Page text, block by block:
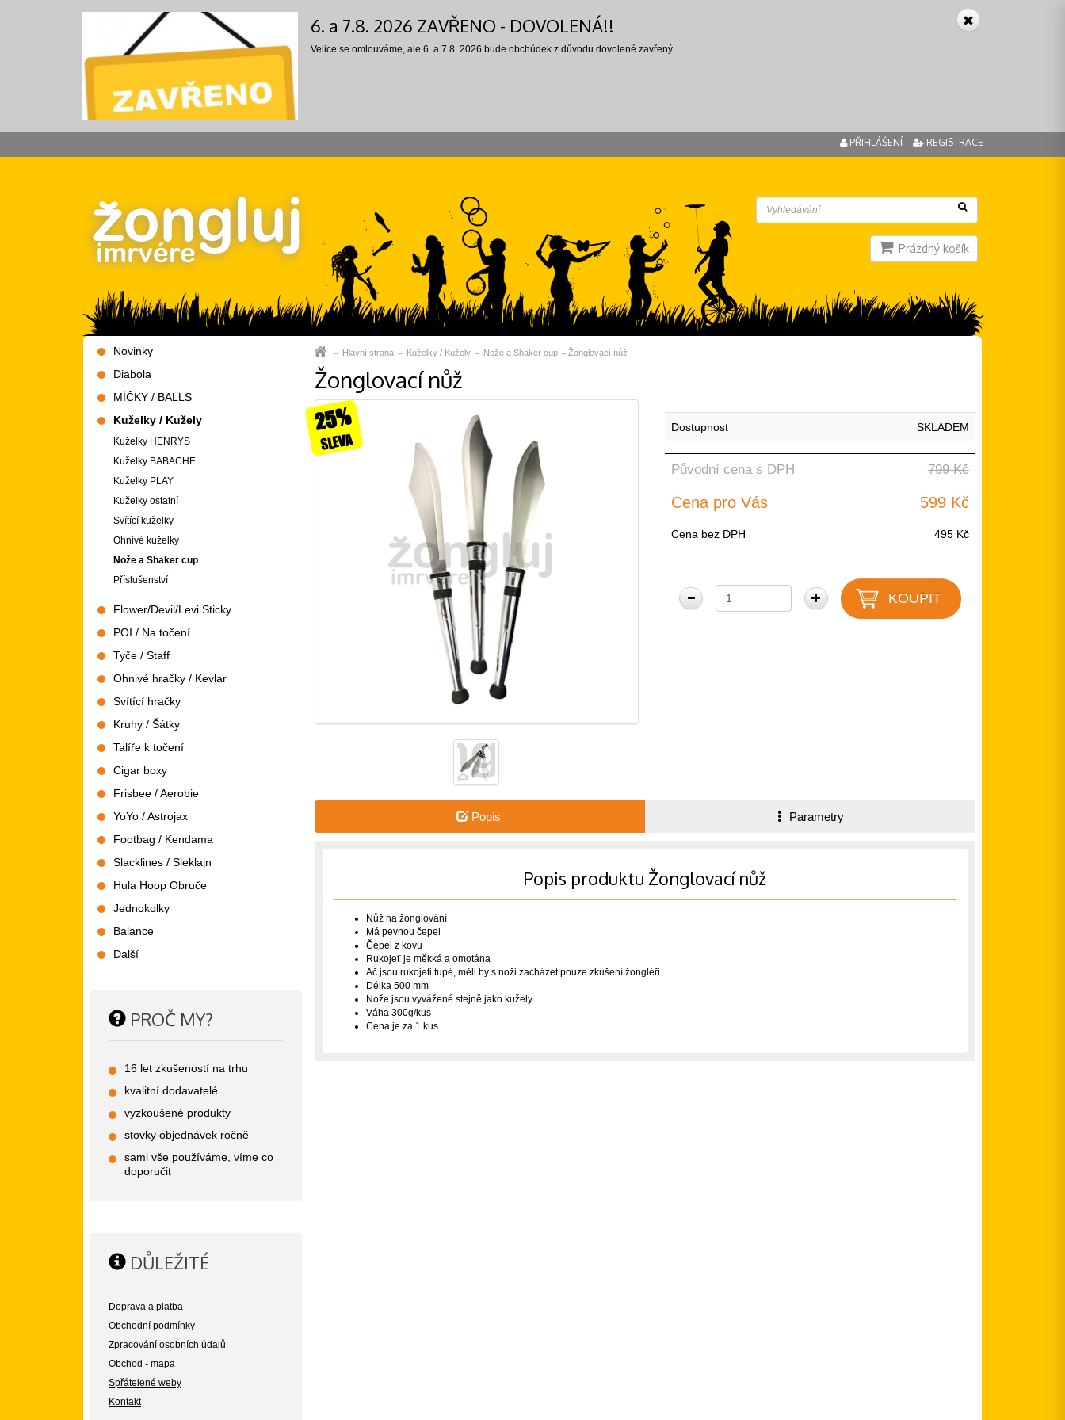
6. a 7.8. 2026 ZAVŘENO - DOVOLENÁ!!
Velice se omlouváme, ale 6. a 7.8. 2026 bude obchůdek z důvodu dovolené zavřený.
PŘIHLÁŠENÍ REGISTRACE
Prázdný košík
Hlavní strana Kuželky / Kužely Nože a Shaker cup Žonglovací nůž
Žonglovací nůž
25%
SLEVA
Dostupnost SKLADEM
Původní cena s DPH 799 Kč
Cena pro Vás 599 Kč
Cena bez DPH 495 Kč
Popis Parametry
Popis produktu Žonglovací nůž
Nůž na žonglování
Má pevnou čepel
Čepel z kovu
Rukojeť je měkká a omotána
Ač jsou rukojeti tupé, měli by s noži zacházet pouze zkušení žongléři
Délka 500 mm
Nože jsou vyvážené stejně jako kužely
Váha 300g/kus
Cena je za 1 kus
Novinky
Diabola
MÍČKY / BALLS
Kuželky / Kužely
Kuželky HENRYS
Kuželky BABACHE
Kuželky PLAY
Kuželky ostatní
Svítící kuželky
Ohnivé kuželky
Nože a Shaker cup
Příslušenství
Flower/Devil/Levi Sticky
POI / Na točení
Tyče / Staff
Ohnivé hračky / Kevlar
Svítící hračky
Kruhy / Šátky
Talíře k točení
Cigar boxy
Frisbee / Aerobie
YoYo / Astrojax
Footbag / Kendama
Slacklines / Sleklajn
Hula Hoop Obruče
Jednokolky
Balance
Další
PROČ MY?
16 let zkušeností na trhu
kvalitní dodavatelé
vyzkoušené produkty
stovky objednávek ročně
sami vše používáme, víme co
doporučit
DŮLEŽITÉ
Doprava a platba
Obchodní podmínky
Zpracování osobních údajů
Obchod - mapa
Spřátelené weby
Kontakt